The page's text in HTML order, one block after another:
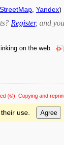
Yandex)
Register, and
on the web
(©). Copying and
use. Agree